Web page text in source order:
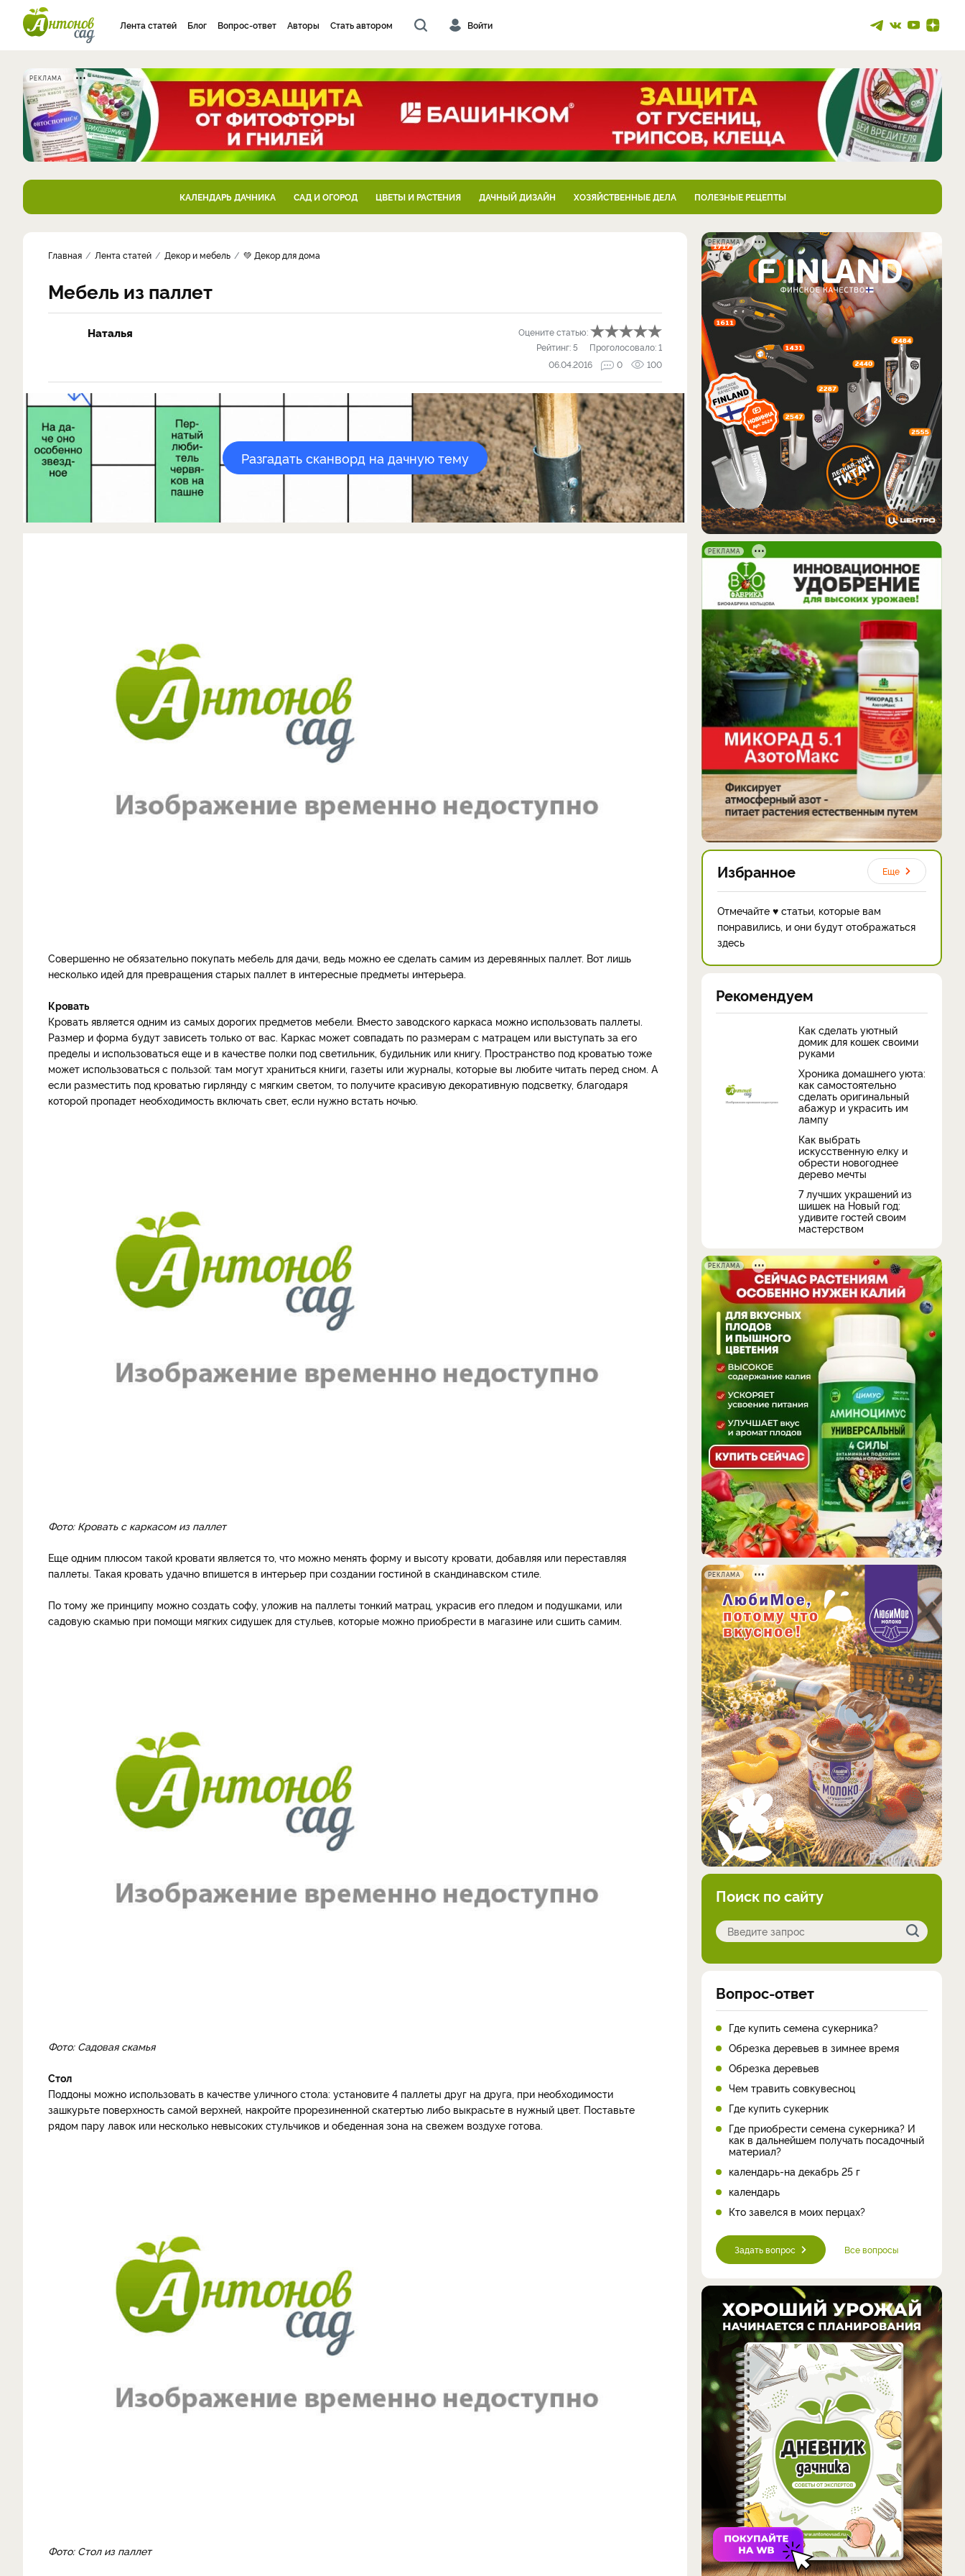
Лента статей Блог Вопрос-ответ Авторы Стать автором Войти
РЕКЛАМА
КАЛЕНДАРЬ ДАЧНИКА САД И ОГОРОД ЦВЕТЫ И РАСТЕНИЯ ДАЧНЫЙ ДИЗАЙН ХОЗЯЙСТВЕННЫЕ ДЕЛА ПОЛЕЗНЫЕ РЕЦЕПТЫ
Главная Лента статей Декор и мебель 💚 Декор для дома
Мебель из паллет
Наталья
Оцените статью:
Рейтинг:5 Проголосовало:1
06.04.2016
0 100
Разгадать сканворд на дачную тему
Совершенно не обязательно покупать мебель для дачи, ведь можно ее сделать самим из деревянных паллет. Вот лишь
несколько идей для превращения старых паллет в интересные предметы интерьера.
Кровать
Кровать является одним из самых дорогих предметов мебели. Вместо заводского каркаса можно использовать паллеты.
Размер и форма будут зависеть только от вас. Каркас может совпадать по размерам с матрацем или выступать за его
пределы и использоваться еще и в качестве полки под светильник, будильник или книгу. Пространство под кроватью тоже
может использоваться с пользой: там могут храниться книги, газеты или журналы, которые вы любите читать перед сном. А
если разместить под кроватью гирлянду с мягким светом, то получите красивую декоративную подсветку, благодаря
которой пропадет необходимость включать свет, если нужно встать ночью.
Фото: Кровать с каркасом из паллет
Еще одним плюсом такой кровати является то, что можно менять форму и высоту кровати, добавляя или переставляя
паллеты. Такая кровать удачно впишется в интерьер при создании гостиной в скандинавском стиле.
По тому же принципу можно создать софу, уложив на паллеты тонкий матрац, украсив его пледом и подушками, или
садовую скамью при помощи мягких сидушек для стульев, которые можно приобрести в магазине или сшить самим.
Фото: Садовая скамья
Стол
Поддоны можно использовать в качестве уличного стола: установите 4 паллеты друг на друга, при необходимости
зашкурьте поверхность самой верхней, накройте прорезиненной скатертью либо выкрасьте в нужный цвет. Поставьте
рядом пару лавок или несколько невысоких стульчиков и обеденная зона на свежем воздухе готова.
Фото: Стол из паллет
РЕКЛАМА
РЕКЛАМА
Избранное Еще
Отмечайте ♥ статьи, которые вам
понравились, и они будут отображаться
здесь
Рекомендуем
Как сделать уютный
домик для кошек своими
руками
Хроника домашнего уюта:
как самостоятельно
сделать оригинальный
абажур и украсить им
лампу
Как выбрать
искусственную елку и
обрести новогоднее
дерево мечты
7 лучших украшений из
шишек на Новый год:
удивите гостей своим
мастерством
РЕКЛАМА
РЕКЛАМА
Поиск по сайту
Вопрос-ответ
Где купить семена сукерника?
Обрезка деревьев в зимнее время
Обрезка деревьев
Чем травить совкувесноц
Где купить сукерник
Где приобрести семена сукерника? И
как в дальнейшем получать посадочный
материал?
календарь-на декабрь 25 г
календарь
Кто завелся в моих перцах?
Задать вопрос Все вопросы